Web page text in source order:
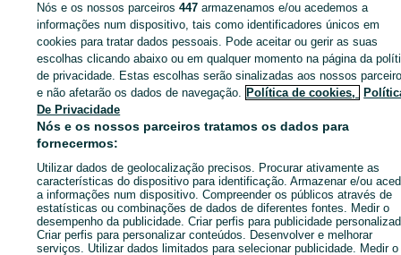
Entra na tua conta OLX ou cria uma nova para contactares
anunciante
Entrar ou criar conta
Nós e os nossos parceiros447 armazenamos e/ou acedemos a
informações num dispositivo, tais como identificadores únicos em
cookies para tratar dados pessoais. Pode aceitar ou gerir as suas
escolhas clicando abaixo ou em qualquer momento na página da
de privacidade. Estas escolhas serão sinalizadas aos nossos
e não afetarão os dados de navegação. Política de cookies,
De Privacidade
Nós e os nossos parceiros tratamos os dados para
fornecermos:
Utilizar dados de geolocalização precisos. Procurar ativamente as
características do dispositivo para identificação. Armazenar e/ou
a informações num dispositivo. Compreender os públicos através de
estatísticas ou combinações de dados de diferentes fontes. Medir o
desempenho da publicidade. Criar perfis para publicidade
Criar perfis para personalizar conteúdos. Desenvolver e melhorar
serviços. Utilizar dados limitados para selecionar publicidade. Medir o